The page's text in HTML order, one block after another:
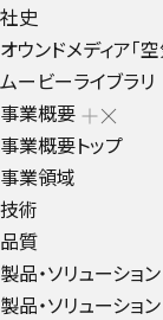
社史
オウンドメディア「
ムービーライブラリ
事業概要
事業概要トップ
事業領域
技術
品質
製品・ソリューション
製品・ソリューショ